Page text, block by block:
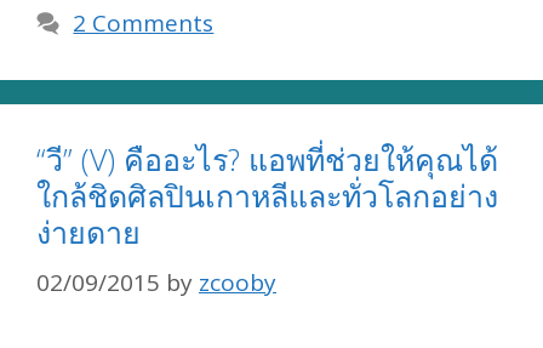
2 Comments
“วี” (V) คืออะไร? แอพที่ช่วยให้คุณได้
ใกล้ชิดศิลปินเกาหลีและทั่วโลกอย่าง
ง่ายดาย
02/09/2015 by zcooby